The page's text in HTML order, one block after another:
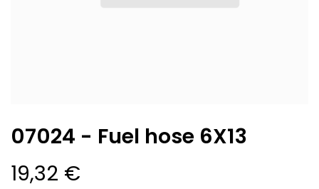
07024 - Fuel hose 6X13
19,32 €